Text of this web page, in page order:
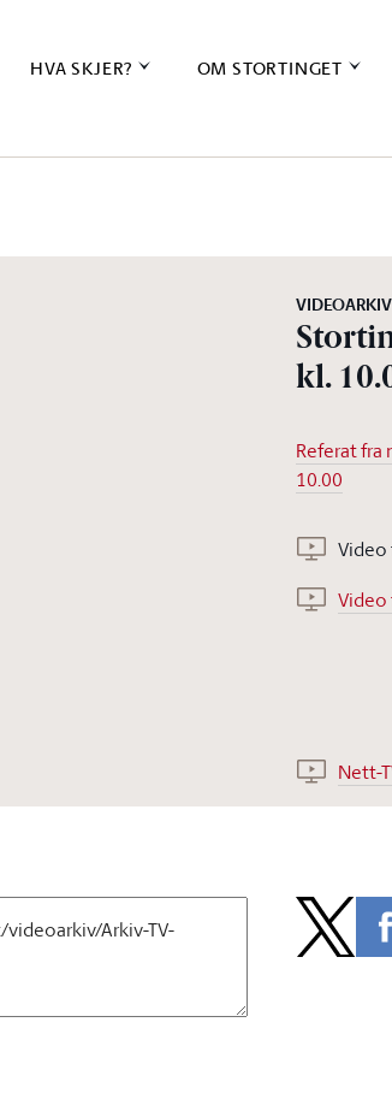
HVA SKJER? OM STORTINGET
VIDEOARKIV
kl.
Referat fra
10.00
Video
Video
Nett-